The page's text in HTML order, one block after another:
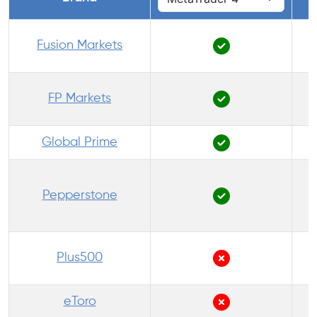
Fusion Markets
FP Markets
Global Prime
Pepperstone
Plus500
eToro